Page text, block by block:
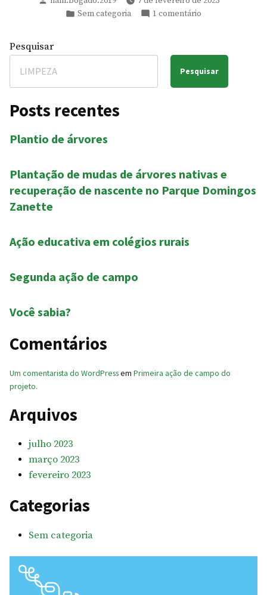
Publicado
Sem categoria 1 comentário
de
campo
Pesquisar
Pesquisar
Posts recentes
Plantio de árvores
Plantação de mudas de árvores nativas e
recuperação de nascente no Parque Domingos
Zanette
Ação educativa em colégios rurais
Segunda ação de campo
Você sabia?
Comentários
Um comentarista do WordPressem Primeira ação de campo do
projeto.
Arquivos
julho 2023
março 2023
fevereiro 2023
Categorias
Sem categoria